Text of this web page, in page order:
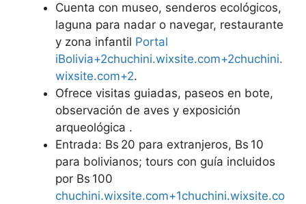
Cuenta con museo, senderos ecológicos,
laguna para nadar o navegar, restaurante
y zona infantil Portal
iBolivia+2chuchini.wixsite.com+2chuchini.
wixsite.com+2.
Ofrece visitas guiadas, paseos en bote,
observación de aves y exposición
arqueológica .
Entrada: Bs 20 para extranjeros, Bs 10
para bolivianos; tours con guía incluidos
por Bs 100
chuchini.wixsite.com+1chuchini.wixsite.co